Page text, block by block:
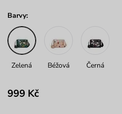
Barvy:
Zelená Béžová Černá
999 Kč